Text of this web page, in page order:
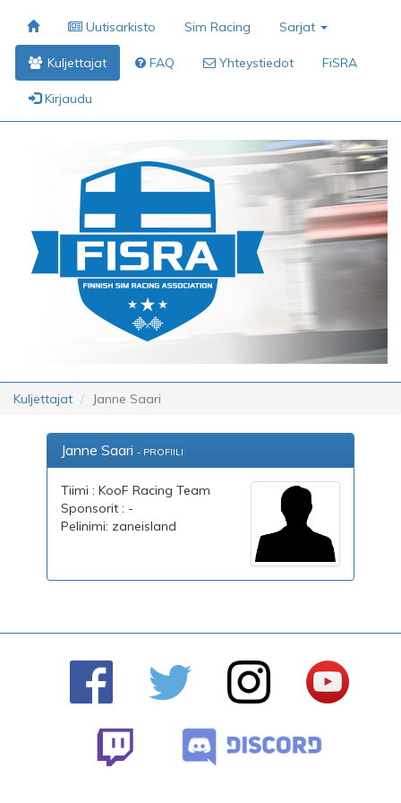
Uutisarkisto Sim Racing Sarjat
Kuljettajat FAQ Yhteystiedot FiSRA
Kirjaudu
Kuljettajat Janne Saari
Janne Saari - PROFIILI
Tiimi : KooF Racing Team
Sponsorit : -
Pelinimi: zaneisland